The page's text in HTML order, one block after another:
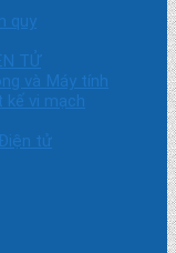
quy
TỬ
và Máy tính
vi mạch
tử